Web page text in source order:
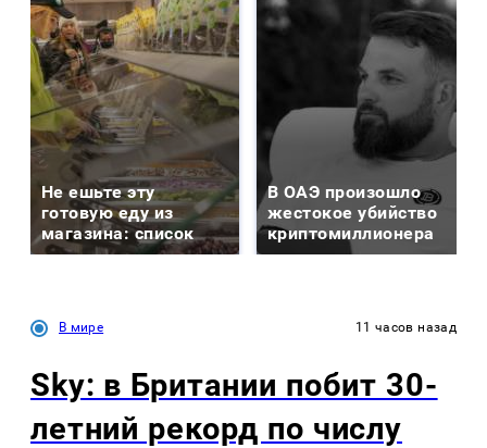
Не ешьте эту
готовую еду из
магазина: список
В ОАЭ произошло
жестокое убийство
криптомиллионера
В мире 11 часов назад
Sky: в Британии побит 30-
летний рекорд по числу